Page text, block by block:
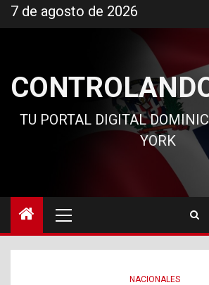
al
7 de agosto de 2026
TU PORTAL DIGITAL
YORK
principal
NACIONALES